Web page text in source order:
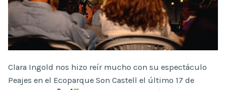
Clara Ingold nos hizo reír mucho con su espectáculo
Peajes en el Ecoparque Son Castell el último 17 de